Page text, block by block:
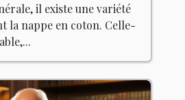
il existe une variété
la nappe en coton. Celle-